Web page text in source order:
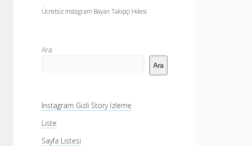
Ücretsiz Instagram Bayan Takipçi Hilesi
Yan
Menü
Ara
Ara
Instagram Gizli Story İzleme
Liste
Sayfa Listesi